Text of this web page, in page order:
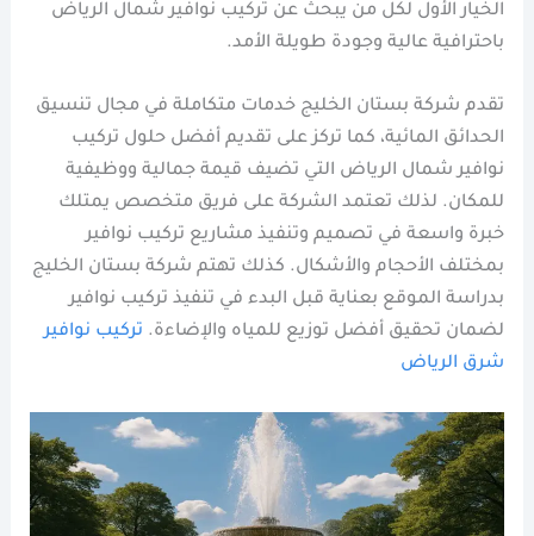
الخيار الأول لكل من يبحث عن تركيب نوافير شمال الرياض
باحترافية عالية وجودة طويلة الأمد.
تقدم شركة بستان الخليج خدمات متكاملة في مجال تنسيق
الحدائق المائية، كما تركز على تقديم أفضل حلول تركيب
نوافير شمال الرياض التي تضيف قيمة جمالية ووظيفية
للمكان. لذلك تعتمد الشركة على فريق متخصص يمتلك
خبرة واسعة في تصميم وتنفيذ مشاريع تركيب نوافير
بمختلف الأحجام والأشكال. كذلك تهتم شركة بستان الخليج
بدراسة الموقع بعناية قبل البدء في تنفيذ تركيب نوافير
لضمان تحقيق أفضل توزيع للمياه والإضاءة. تركيب نوافير
شرق الرياض